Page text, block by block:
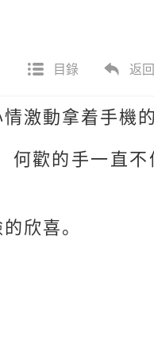
目錄 返回
激動拿着手機
何歡的手一直不
欣喜。